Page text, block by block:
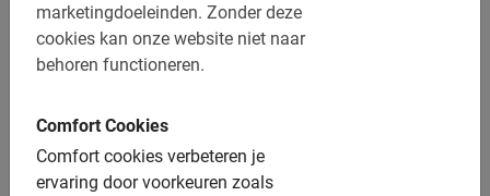
marketingdoeleinden. Zonder deze
cookies kan onze website niet naar
behoren functioneren.
Comfort Cookies
Comfort cookies verbeteren je
ervaring door voorkeuren zoals
Bij regen krijg je een poncho of mag je gratis
verzetten of annuleren
Afstand: ca. 10 km
Toegankelijk voor alle fietsers